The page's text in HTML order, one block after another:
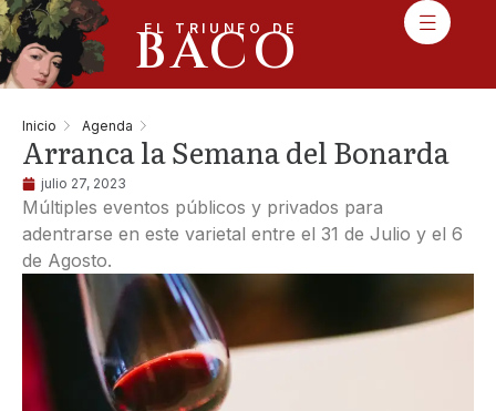
EL TRIUNFO DE
BACO
Inicio Agenda
Arranca la Semana del Bonarda
julio 27, 2023
Múltiples eventos públicos y privados para
adentrarse en este varietal entre el 31 de Julio y el 6
de Agosto.